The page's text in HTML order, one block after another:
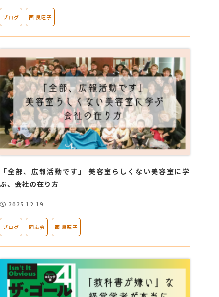
ブログ 西 良旺子
「全部、広報活動です」 美容室らしくない美容室に学
ぶ、会社の在り方
2025.12.19
ブログ 同友会 西 良旺子